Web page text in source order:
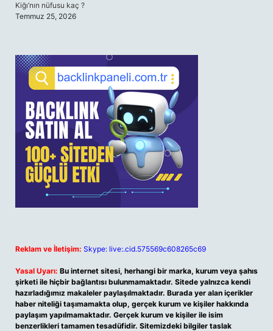
Kiğı’nın nüfusu kaç ?
Temmuz 25, 2026
Reklam ve İletişim: Skype: live:.cid.575569c608265c69
Yasal Uyarı: Bu internet sitesi, herhangi bir marka, kurum veya şahıs
şirketi ile hiçbir bağlantısı bulunmamaktadır. Sitede yalnızca kendi
hazırladığımız makaleler paylaşılmaktadır. Burada yer alan içerikler
haber niteliği taşımamakta olup, gerçek kurum ve kişiler hakkında
paylaşım yapılmamaktadır. Gerçek kurum ve kişiler ile isim
benzerlikleri tamamen tesadüfidir. Sitemizdeki bilgiler taslak